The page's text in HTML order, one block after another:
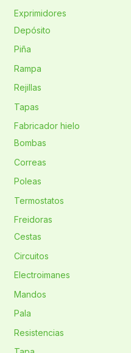
Exprimidores
Depósito
Piña
Rampa
Rejillas
Tapas
Fabricador hielo
Bombas
Correas
Poleas
Termostatos
Freidoras
Cestas
Circuitos
Electroimanes
Mandos
Pala
Resistencias